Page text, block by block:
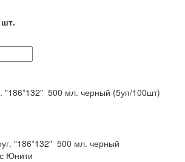
"186*132" 500 мл. черный (5уп/100шт)
"186*132" 500 мл. черный
Юнити